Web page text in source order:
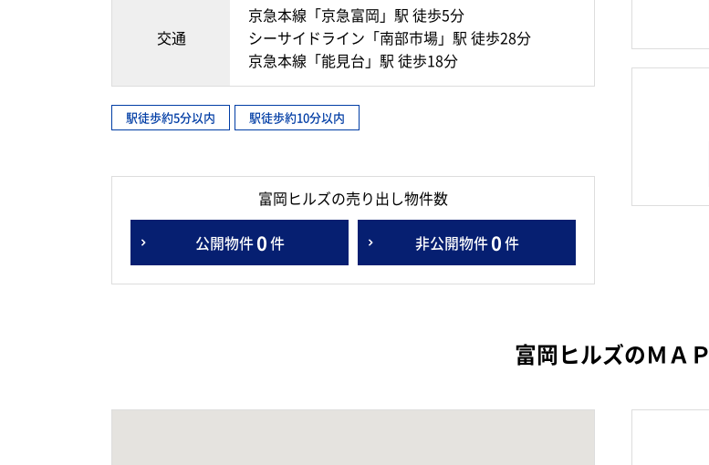
交通
京急本線「京急富岡」駅 徒歩5分
シーサイドライン「南部市場」駅 徒歩28分
京急本線「能見台」駅 徒歩18分
駅徒歩約5分以内 駅徒歩約10分以内
富岡ヒルズの売り出し物件数
公開物件0件 非公開物件0件
富岡ヒルズのＭＡＰ